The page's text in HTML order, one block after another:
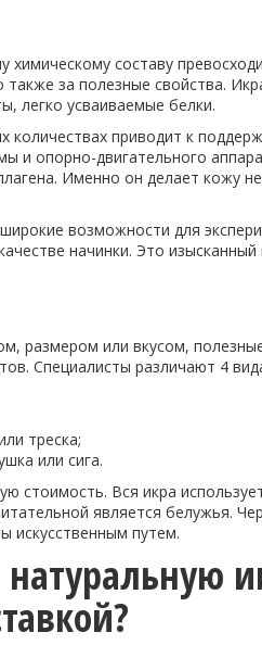
составу
за полезные свойства.
легко усваиваемые белки.
количествах приводит к
и опорно-двигательного
Именно он делает кожу
возможности для
начинки. Это
размером или вкусом,
Специалисты различают 4
треска;
или сига.
стоимость. Вся икра
является белужья.
искусственным путем.